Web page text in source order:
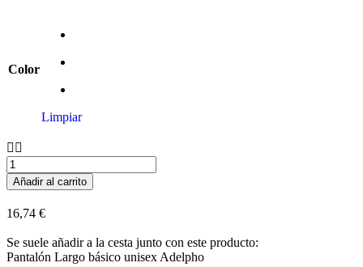
Color
Limpiar
Añadir al carrito
16,74 €
Se suele añadir a la cesta junto con este producto:
Pantalón Largo básico unisex Adelpho